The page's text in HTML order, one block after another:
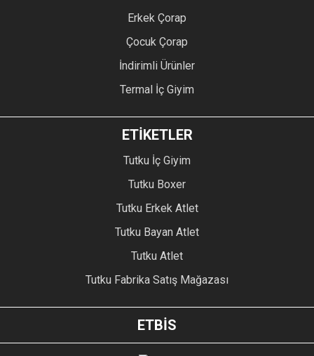
Erkek Çorap
Çocuk Çorap
İndirimli Ürünler
Termal İç Giyim
ETİKETLER
Tutku İç Giyim
Tutku Boxer
Tutku Erkek Atlet
Tutku Bayan Atlet
Tutku Atlet
Tutku Fabrika Satış Mağazası
ETBİS